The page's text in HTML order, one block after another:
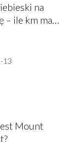
na
– ile km ma
13
Mount